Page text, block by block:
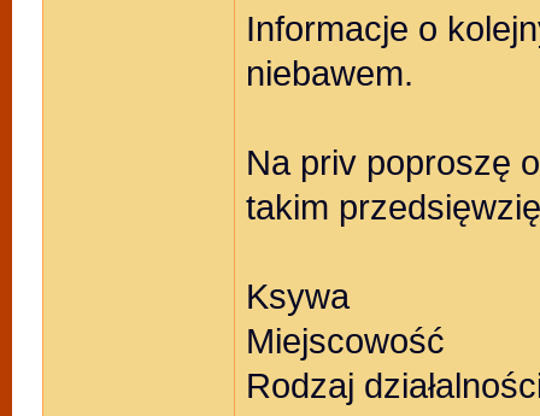
Informacje o
niebawem.
Na priv poproszę
takim
Ksywa
Miejscowość
Rodzaj